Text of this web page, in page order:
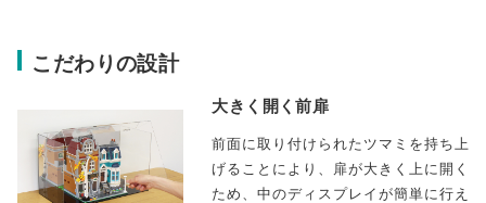
こだわりの設計
大きく開く前扉
前面に取り付けられたツマミを持ち上
げることにより、扉が大きく上に開く
ため、中のディスプレイが簡単に行え